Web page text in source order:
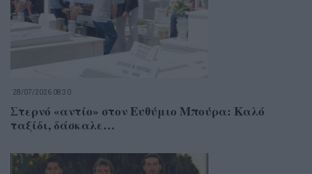
28/07/2026 08:30
Στερνό «αντίο» στον Ευθύμιο Μπούρα: Καλό
ταξίδι, δάσκαλε…